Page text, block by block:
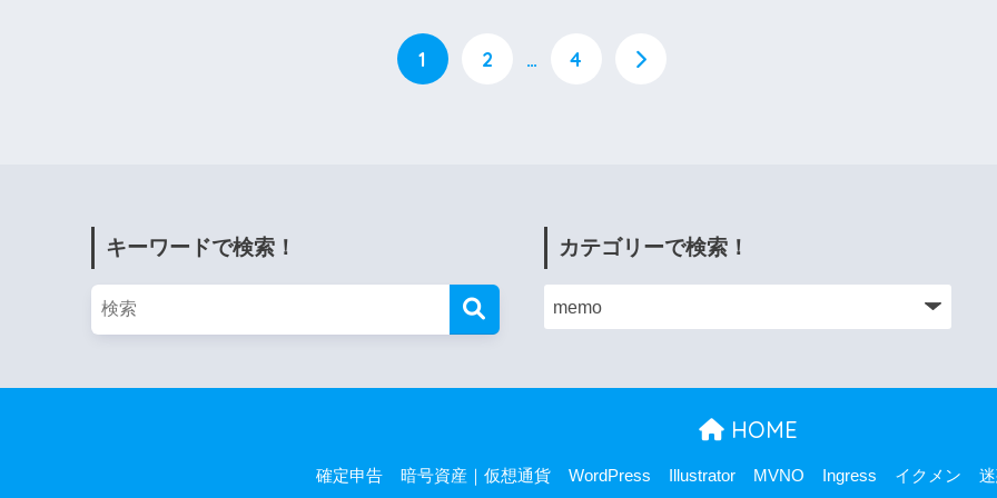
1 2 … 4
キーワードで検索！ カテゴリーで検索！
HOME
確定申告 暗号資産｜仮想通貨 WordPress Illustrator MVNO Ingress イクメン